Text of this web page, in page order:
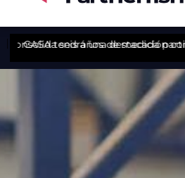
seis años de medición
CASA tendrá una destacada